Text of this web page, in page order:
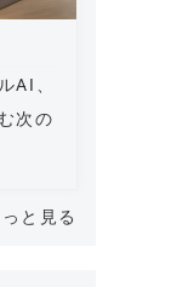
AI、
次の
と見る